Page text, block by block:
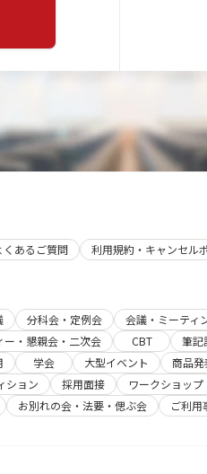
くあるご質問 利用規約・キャンセル
分科会・定例会 会議・ミーティ
ー・懇親会・二次会 CBT 筆記
学会 大型イベント 商品発
ション 採用面接 ワークショップ
お別れの会・法要・偲ぶ会 ご利用